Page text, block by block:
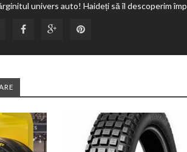
univers auto! Haideți să îl descoperim